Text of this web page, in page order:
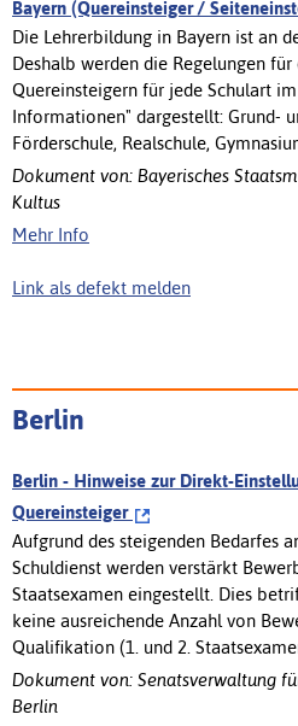
Bayern (Quereinsteiger /
Die Lehrerbildung in Bayern ist an
Deshalb werden die Regelungen
Quereinsteigern für jede Schulart
Informationen" dargestellt: Grund-
Förderschule, Realschule,
Dokument von: Bayerisches
Kultus
Mehr Info
Link als defekt melden
Berlin
Berlin - Hinweise zur Direkt-
Quereinsteiger
Aufgrund des steigenden Bedarfes
Schuldienst werden verstärkt
Staatsexamen eingestellt. Dies
keine ausreichende Anzahl von
Qualifikation (1. und 2.
Dokument von: Senatsverwaltung
Berlin